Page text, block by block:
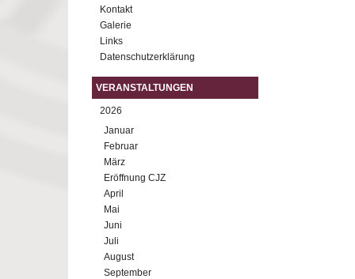
Kontakt
Galerie
Links
Datenschutzerklärung
VERANSTALTUNGEN
2026
Januar
Februar
März
Eröffnung CJZ
April
Mai
Juni
Juli
August
September